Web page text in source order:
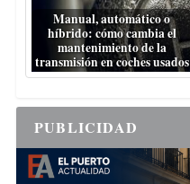
Manual, automático o
híbrido: cómo cambia el
mantenimiento de la
transmisión en coches usados
PUBLICIDAD